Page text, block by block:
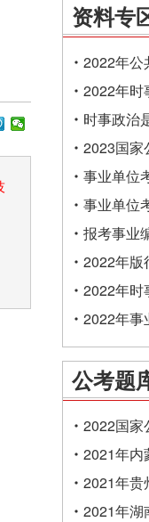
资料专
2022年公
2022年时
时事政治
2023国家
事业单位
事业单位
报考事业
2022年版
2022年时
2022年事
公考题
2022国家
2021年内
2021年贵
2021年湖